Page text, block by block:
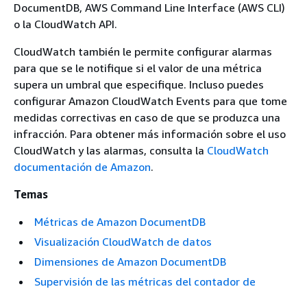
DocumentDB, AWS Command Line Interface (AWS CLI)
o la CloudWatch API.
CloudWatch también le permite configurar alarmas
para que se le notifique si el valor de una métrica
supera un umbral que especifique. Incluso puedes
configurar Amazon CloudWatch Events para que tome
medidas correctivas en caso de que se produzca una
infracción. Para obtener más información sobre el uso
CloudWatch y las alarmas, consulta la CloudWatch
documentación de Amazon.
Temas
Métricas de Amazon DocumentDB
Visualización CloudWatch de datos
Dimensiones de Amazon DocumentDB
Supervisión de las métricas del contador de